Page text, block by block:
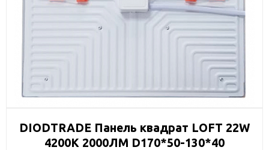
DIODTRADE Панель квадрат LOFT 22W
4200K 2000ЛМ D170*50-130*40